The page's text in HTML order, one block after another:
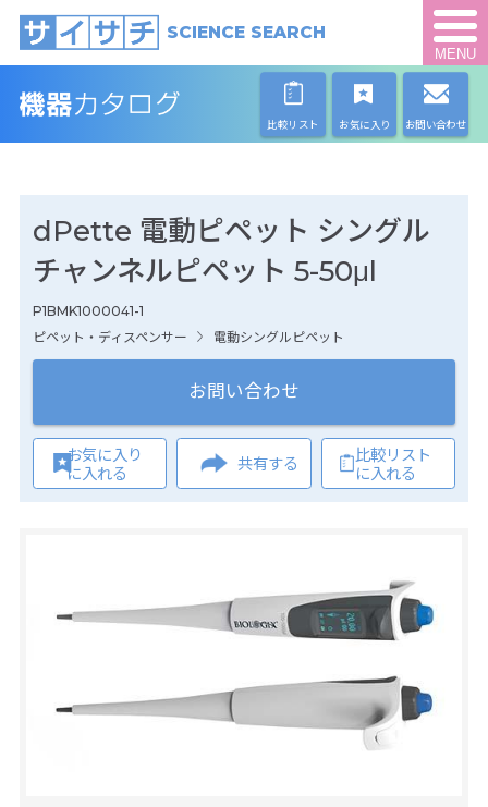
SCIENCE SEARCH
MENU
比較リスト お気に入り お問い合わせ
dPette 電動ピペット シングル
チャンネルピペット 5-50μl
P1BMK1000041-1
ピペット・ディスペンサー
電動シングルピペット
お問い合わせ
お気に入り
に入れる
共有する
比較リスト
に入れる